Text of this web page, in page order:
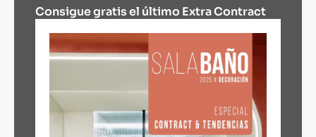
Consigue gratis el último Extra Contract